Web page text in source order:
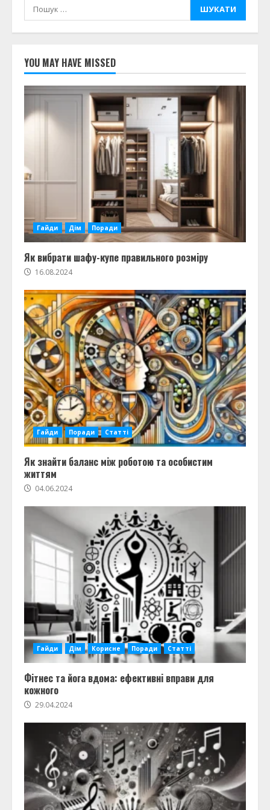
Пошук:
YOU MAY HAVE MISSED
Гайди Дім Поради
Як вибрати шафу-купе правильного розміру
16.08.2024
Гайди Поради Статті
Як знайти баланс між роботою та особистим
життям
04.06.2024
Гайди Дім Корисне Поради Статті
Фітнес та йога вдома: ефективні вправи для
кожного
29.04.2024